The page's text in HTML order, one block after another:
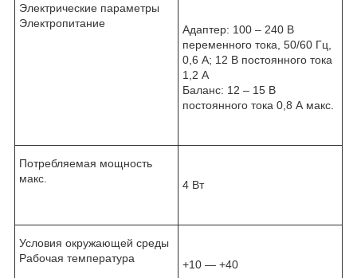
Электрические параметры
Электропитание
Адаптер: 100 – 240 В
переменного тока, 50/60 Гц,
0,6 А; 12 В постоянного тока
1,2 А
Баланс: 12 – 15 В
постоянного тока 0,8 А макс.
Потребляемая мощность
макс.
4 Вт
Условия окружающей среды
Рабочая температура
+10 — +40